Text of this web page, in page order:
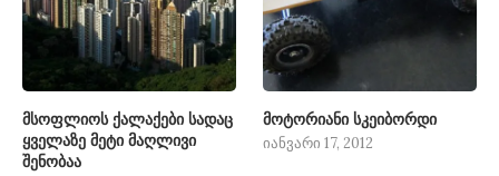
მსოფლიოს ქალაქები სადაც
ყველაზე მეტი მაღლივი
შენობაა
მოტორიანი სკეიბორდი
იანვარი 17, 2012